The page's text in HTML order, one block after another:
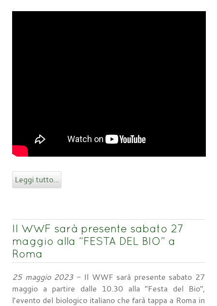
Leggi tutto...
Il WWF sarà presente sabato 27
maggio alla “FESTA DEL BIO” a
Roma
25 maggio 2023- Il WWF sarà presente sabato 27
maggio a partire dalle 10.30 alla “Festa del Bio”,
l’evento del biologico italiano che farà tappa a Roma in